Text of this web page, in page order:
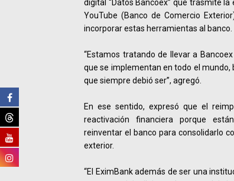
digital “Datos Bancoex” que trasmite
YouTube (Banco de Comercio
incorporar estas herramientas al banco.
“Estamos tratando de llevar a
que se implementan en todo el
que siempre debió ser”, agregó.
En ese sentido, expresó que el
reactivación financiera porque
reinventar el banco para consolidarlo
exterior.
“El EximBank además de ser una